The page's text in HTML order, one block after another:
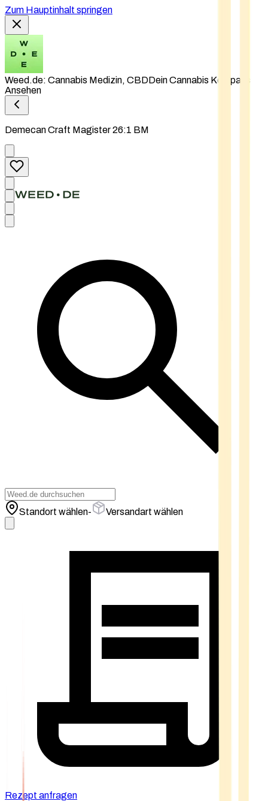
Zum Hauptinhalt springen
Weed.de: Cannabis Medizin, CBDDein Cannabis Kompass
Ansehen
Demecan Craft Magister 26:1 BM
Standort wählen- Versandart wählen
Rezept anfragen